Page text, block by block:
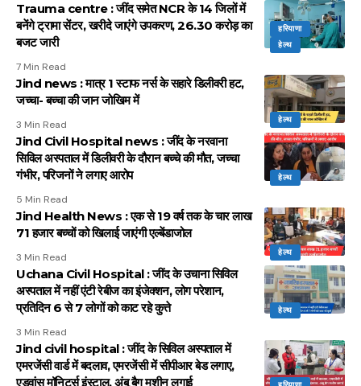
हरियाणा
हेल्थ
Trauma centre : जींद समेत NCR के 14 जिलों में
बनेंगे ट्रामा सेंटर, खरीदे जाएंगे उपकरण, 26.30 करोड़ का
बजट जारी
7 Min Read
हेल्थ
Jind news : मात्र 1 स्टाफ नर्स के सहारे डिलीवरी हट,
जच्चा- बच्चा की जान जोखिम में
3 Min Read
हेल्थ
Jind Civil Hospital news : जींद के नरवाना
सिविल अस्पताल में डिलीवरी के दौरान बच्चे की मौत, जच्चा
गंभीर, परिजनों ने लगाए आरोप
5 Min Read
हेल्थ
Jind Health News : एक से 19 वर्ष तक के चार लाख
71 हजार बच्चों को खिलाई जाएंगी एल्बेंडाजोल
3 Min Read
हेल्थ
Uchana Civil Hospital : जींद के उचाना सिविल
अस्पताल में नहीं एंटी रेबीज का इंजेक्शन, लोग परेशान,
प्रतिदिन 6 से 7 लोगों को काट रहे कुत्ते
3 Min Read
Jind civil hospital : जींद के सिविल अस्पताल में
एमरजेंसी वार्ड में बदलाव, एमरजेंसी में सीपीआर बेड लगाए,
एडवांस मॉनिटर्स इंस्टाल, अंबू बैग मशीन लगाई